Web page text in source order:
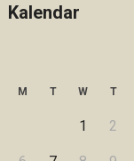
Kalendar
M T W T
1 2